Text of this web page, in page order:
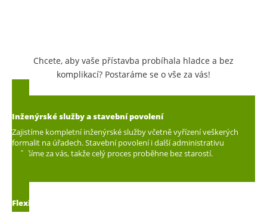
Chcete, aby vaše přístavba probíhala hladce a bez
komplikací? Postaráme se o vše za vás!
Inženýrské služby a stavební povolení
Zajistíme kompletní inženýrské služby včetně vyřízení veškerých
formalit na úřadech. Stavební povolení i další administrativu
vyřešíme za vás, takže celý proces proběhne bez starostí.
Flexibilní řešení přístavby